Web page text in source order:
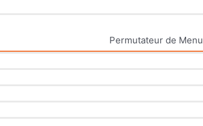
Permutateur de Menu